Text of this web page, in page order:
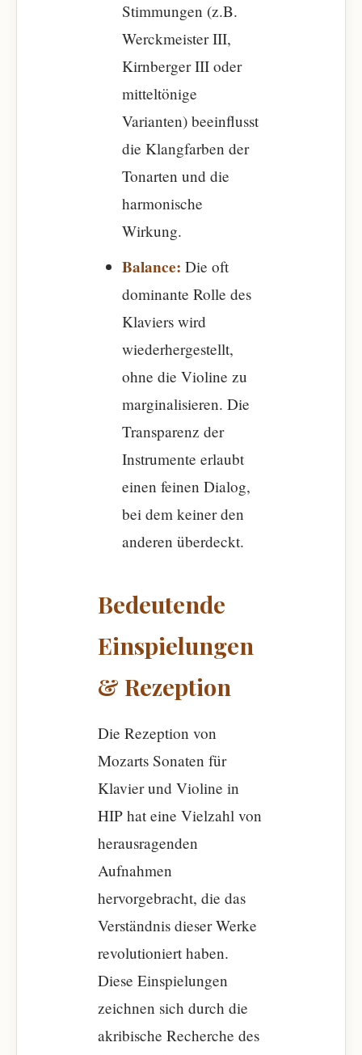
Stimmungen (z.B.
Werckmeister III,
Kirnberger III oder
mitteltönige
Varianten) beeinflusst
die Klangfarben der
Tonarten und die
harmonische
Wirkung.
Balance: Die oft
dominante Rolle des
Klaviers wird
wiederhergestellt,
ohne die Violine zu
marginalisieren. Die
Transparenz der
Instrumente erlaubt
einen feinen Dialog,
bei dem keiner den
anderen überdeckt.
Bedeutende
Einspielungen
& Rezeption
Die Rezeption von
Mozarts Sonaten für
Klavier und Violine in
HIP hat eine Vielzahl von
herausragenden
Aufnahmen
hervorgebracht, die das
Verständnis dieser Werke
revolutioniert haben.
Diese Einspielungen
zeichnen sich durch die
akribische Recherche des